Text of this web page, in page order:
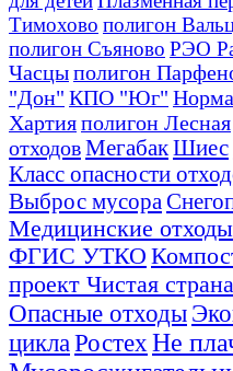
Тимохово полигон
полигон Съяново РЭО
Часцыполигон
"Дон" КПО "Юг"
Хартияполигон Лесная
отходовМегабакШиес
Класс опасности
Выброс мусора
Медицинские отходы
ФГИС УТКО
проект Чистая страна
Опасные отходы
циклаРостехНе